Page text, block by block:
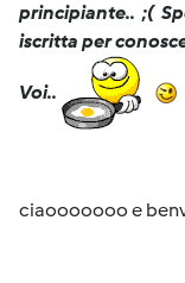
principiante.. ;(
iscritta per
Voi..
ciaooooooo e